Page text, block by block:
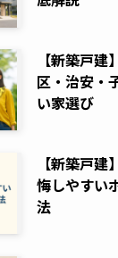
【新築戸
区・治安・
い家選び
【新築戸
悔しやすい
法